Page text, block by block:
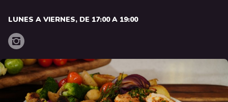
LUNES A VIERNES, DE 17:00 A 19:00